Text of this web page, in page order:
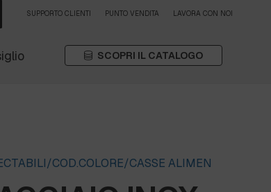
SUPPORTO CLIENTI PUNTO VENDITA LAVORA CON NOI
SCOPRI IL CATALOGO
COD.COLORE/CASSE ALIMEN